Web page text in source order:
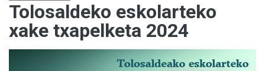
Tolosaldeko eskolarteko
xake txapelketa 2024